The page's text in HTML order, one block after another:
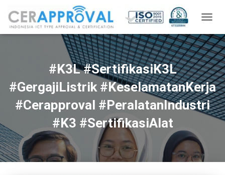
#K3L #SertifikasiK3L
#GergajiListrik #KeselamatanKerja
#Cerapproval #PeralatanIndustri
#K3 #SertifikasiAlat